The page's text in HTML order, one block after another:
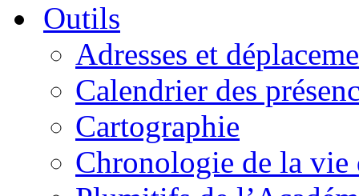
Outils
Adresses et
Calendrier des
Cartographie
Chronologie de la vie